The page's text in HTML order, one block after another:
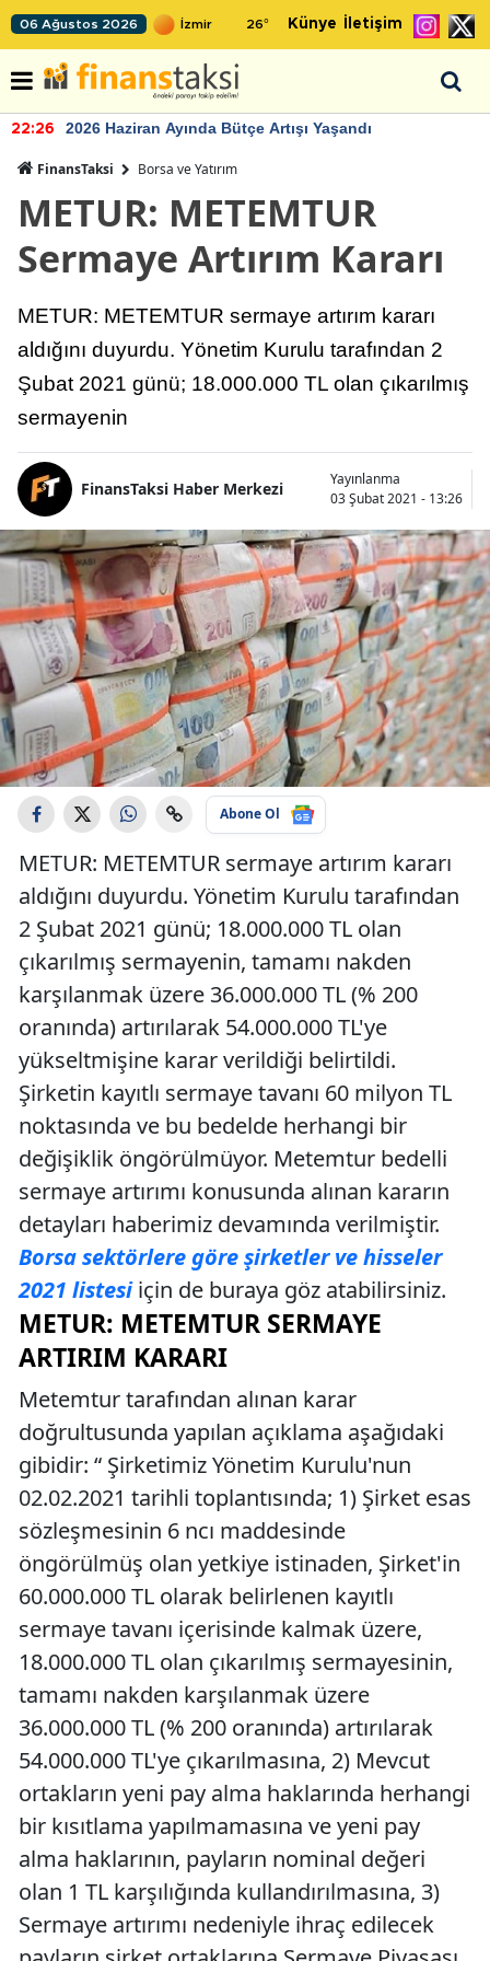
06 Ağustos 2026 26° Künye İletişim
22:26 2026 Haziran Ayında Bütçe Artışı Yaşandı
FinansTaksi Borsa ve Yatırım
METUR: METEMTUR
Sermaye Artırım Kararı
METUR: METEMTUR sermaye artırım kararı
aldığını duyurdu. Yönetim Kurulu tarafından 2
Şubat 2021 günü; 18.000.000 TL olan çıkarılmış
sermayenin
FinansTaksi Haber Merkezi
Yayınlanma
03 Şubat 2021 - 13:26
Abone Ol
METUR: METEMTUR sermaye artırım kararı
aldığını duyurdu. Yönetim Kurulu tarafından
2 Şubat 2021 günü; 18.000.000 TL olan
çıkarılmış sermayenin, tamamı nakden
karşılanmak üzere 36.000.000 TL (% 200
oranında) artırılarak 54.000.000 TL'ye
yükseltmişine karar verildiği belirtildi.
Şirketin kayıtlı sermaye tavanı 60 milyon TL
noktasında ve bu bedelde herhangi bir
değişiklik öngörülmüyor. Metemtur bedelli
sermaye artırımı konusunda alınan kararın
detayları haberimiz devamında verilmiştir.
Borsa sektörlere göre şirketler ve hisseler
2021 listesiiçin de buraya göz atabilirsiniz.
METUR: METEMTUR SERMAYE
ARTIRIM KARARI
Metemtur tarafından alınan karar
doğrultusunda yapılan açıklama aşağıdaki
gibidir: “ Şirketimiz Yönetim Kurulu'nun
02.02.2021 tarihli toplantısında; 1) Şirket esas
sözleşmesinin 6 ncı maddesinde
öngörülmüş olan yetkiye istinaden, Şirket'in
60.000.000 TL olarak belirlenen kayıtlı
sermaye tavanı içerisinde kalmak üzere,
18.000.000 TL olan çıkarılmış sermayesinin,
tamamı nakden karşılanmak üzere
36.000.000 TL (% 200 oranında) artırılarak
54.000.000 TL'ye çıkarılmasına, 2) Mevcut
ortakların yeni pay alma haklarında herhangi
bir kısıtlama yapılmamasına ve yeni pay
alma haklarının, payların nominal değeri
olan 1 TL karşılığında kullandırılmasına, 3)
Sermaye artırımı nedeniyle ihraç edilecek